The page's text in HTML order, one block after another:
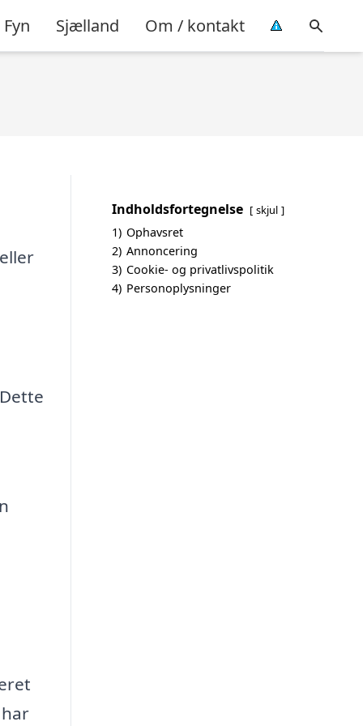
Fyn Sjælland Om / kontakt
Indholdsfortegnelse skjul
1) Ophavsret
2) Annoncering
3) Cookie- og privatlivspolitik
4) Personoplysninger